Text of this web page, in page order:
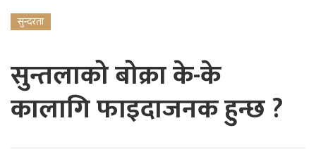
सुन्दरता
सुन्तलाको बोक्रा के-के
कालागि फाइदाजनक हुन्छ ?